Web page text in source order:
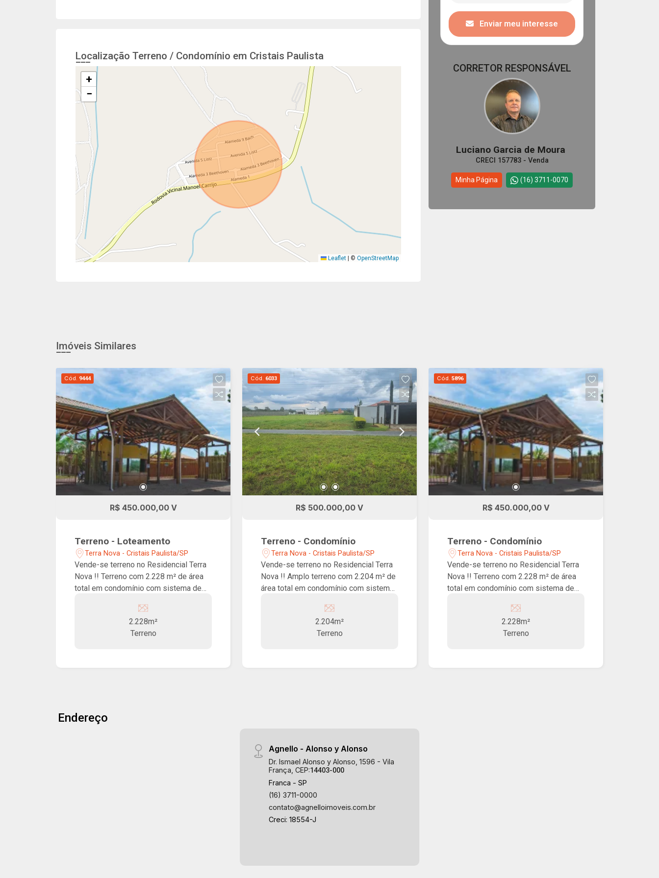
Localização Terreno / Condomínio em Cristais Paulista
+
−
Leaflet © OpenStreetMap
Enviar meu interesse
CORRETOR RESPONSÁVEL
Luciano Garcia de Moura
CRECI 157783 - Venda
Minha Página (16) 3711-0070
Imóveis Similares
Cód. 9444
R$ 450.000,00 V
Terreno - Loteamento
Terra Nova - Cristais Paulista/SP
Vende-se terreno no Residencial Terra
Nova !! Terreno com 2.228 m² de área
total em condomínio com sistema de
2.228m²
Terreno
Cód. 6033
R$ 500.000,00 V
Terreno - Condomínio
Terra Nova - Cristais Paulista/SP
Vende-se terreno no Residencial Terra
Nova !! Amplo terreno com 2.204 m² de
área total em condomínio com sistema
2.204m²
Terreno
Cód. 5896
R$ 450.000,00 V
Terreno - Condomínio
Terra Nova - Cristais Paulista/SP
Vende-se terreno no Residencial Terra
Nova !! Terreno com 2.228 m² de área
total em condomínio com sistema de
2.228m²
Terreno
Endereço
Agnello - Alonso y Alonso
Dr. Ismael Alonso y Alonso, 1596 - Vila
França, CEP:14403-000
Franca - SP
(16) 3711-0000
contato@agnelloimoveis.com.br
Creci: 18554-J